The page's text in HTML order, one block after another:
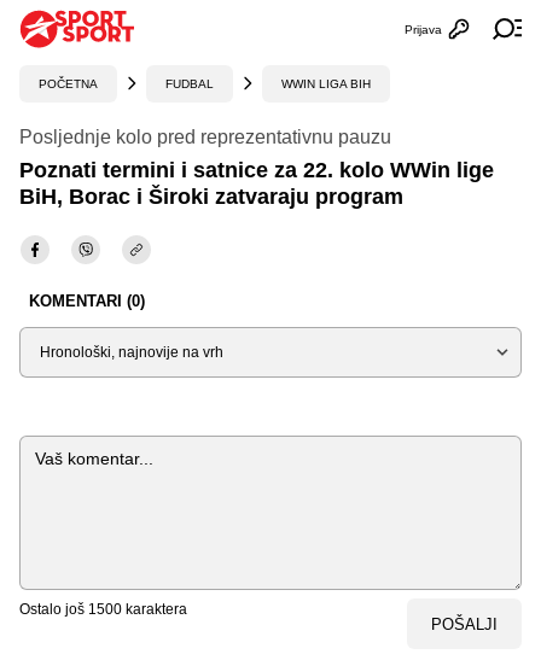
Otvori
Prijava
POČETNA FUDBAL WWIN LIGA BIH
Posljednje kolo pred reprezentativnu pauzu
Poznati termini i satnice za 22. kolo WWin lige
BiH, Borac i Široki zatvaraju program
KOMENTARI (0)
Sortiraj
Komentar
Ostalo još 1500 karaktera
POŠALJI